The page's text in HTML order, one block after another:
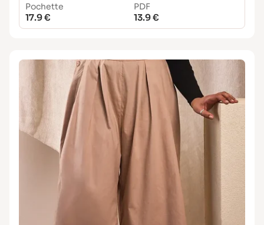
Pochette
17.9 €
PDF
13.9 €